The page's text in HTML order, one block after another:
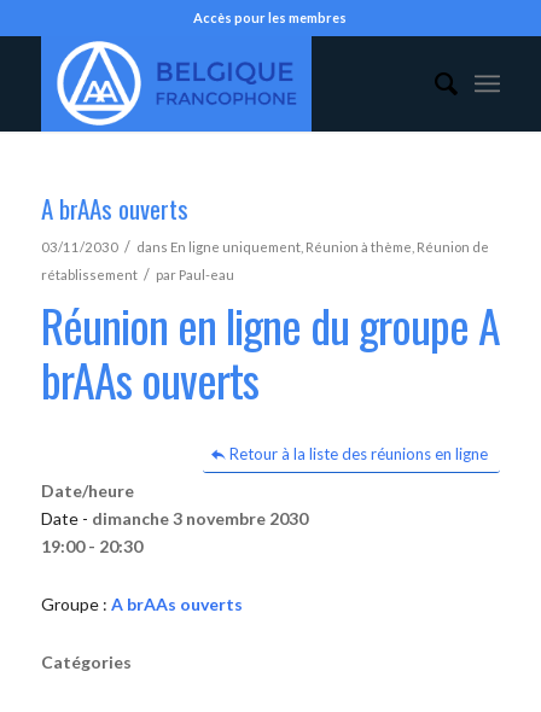
Accès pour les membres
A brAAs ouverts
03/11/2030 / dans En ligne uniquement, Réunion à thème Réunion de
rétablissement / par Paul-eau
Réunion en ligne du groupe A
brAAs ouverts
Retour à la liste des réunions en ligne
Date/heure
Date - dimanche 3 novembre 2030
19:00 - 20:30
Groupe : A brAAs ouverts
Catégories